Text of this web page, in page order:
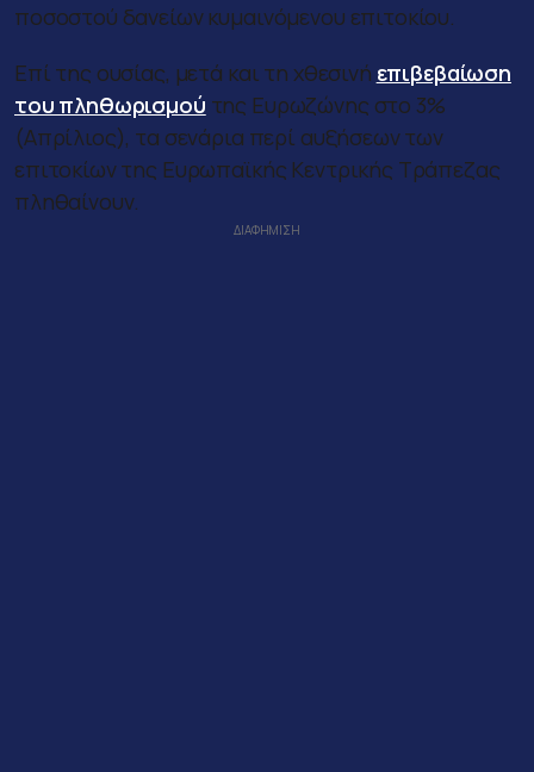
ποσοστού δανείων κυμαινόμενου επιτοκίου.
Επί της ουσίας, μετά και τη χθεσινή επιβεβαίωση
του πληθωρισμού της Ευρωζώνης στο 3%
(Απρίλιος), τα σενάρια περί αυξήσεων των
επιτοκίων της Ευρωπαϊκής Κεντρικής Τράπεζας
πληθαίνουν.